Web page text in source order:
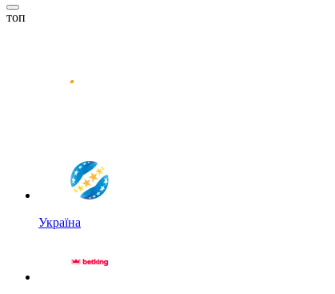
топ
Україна